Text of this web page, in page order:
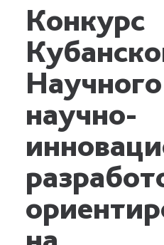
Конкурс
научно-